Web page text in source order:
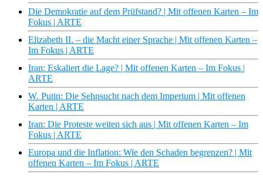
Die Demokratie auf dem Prüfstand? | Mit offenen Karten – Im
Fokus | ARTE
Elizabeth II. – die Macht einer Sprache | Mit offenen Karten –
Im Fokus | ARTE
Iran: Eskaliert die Lage? | Mit offenen Karten – Im Fokus |
ARTE
W. Putin: Die Sehnsucht nach dem Imperium | Mit offenen
Karten | ARTE
Iran: Die Proteste weiten sich aus | Mit offenen Karten – Im
Fokus | ARTE
Europa und die Inflation: Wie den Schaden begrenzen? | Mit
offenen Karten – Im Fokus | ARTE